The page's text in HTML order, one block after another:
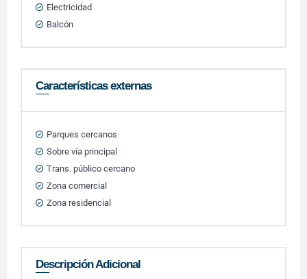
Electricidad
Balcón
Características externas
Parques cercanos
Sobre vía principal
Trans. público cercano
Zona comercial
Zona residencial
Descripción Adicional